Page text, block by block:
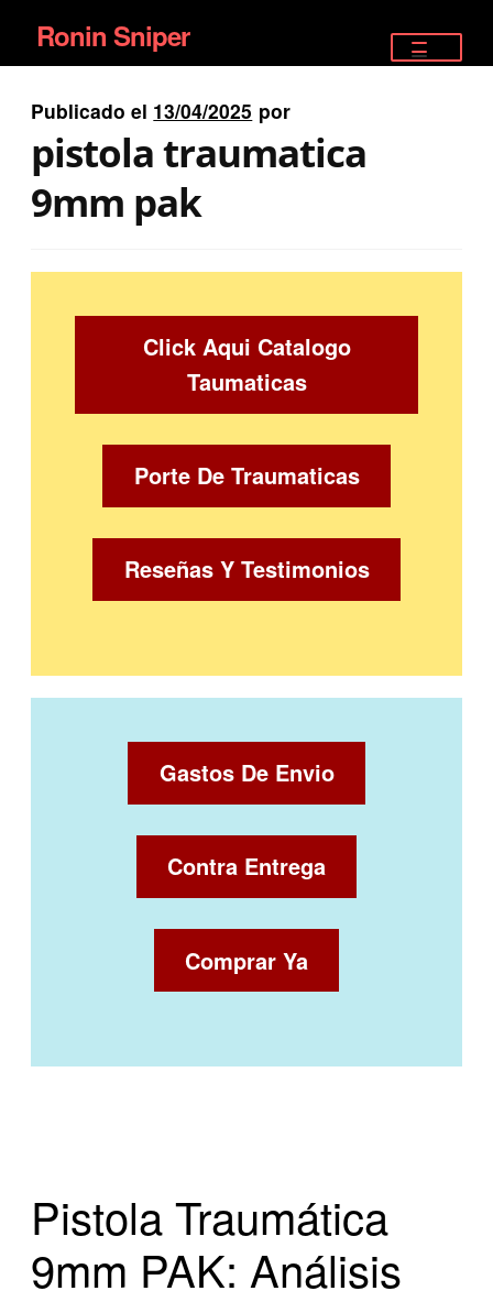
Ir
a
la
navegación
Ir
al
contenido
Ronin Sniper
EQUIPAMIENTO ÉLITE
Publicado el 13/04/2025 por
pistola traumatica
9mm pak
Click Aqui Catalogo
Taumaticas
Porte De Traumaticas
Reseñas Y Testimonios
Gastos De Envio
Contra Entrega
Comprar Ya
Pistola Traumática
9mm PAK: Análisis